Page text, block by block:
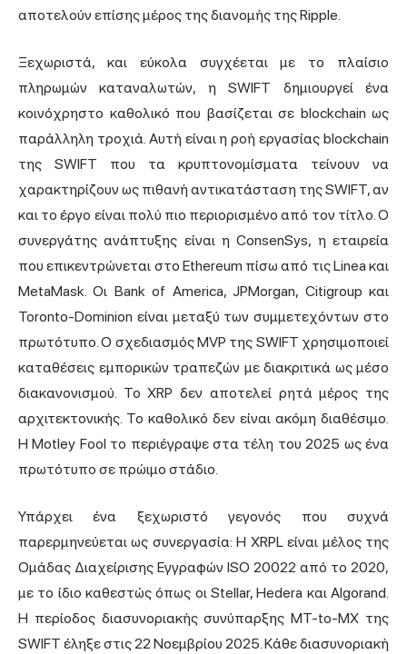
αποτελούν επίσης μέρος της διανομής της Ripple.
Ξεχωριστά, και εύκολα συγχέεται με το πλαίσιο
πληρωμών καταναλωτών, η SWIFT δημιουργεί ένα
κοινόχρηστο καθολικό που βασίζεται σε blockchain ως
παράλληλη τροχιά. Αυτή είναι η ροή εργασίας blockchain
της SWIFT που τα κρυπτονομίσματα τείνουν να
χαρακτηρίζουν ως πιθανή αντικατάσταση της SWIFT, αν
και το έργο είναι πολύ πιο περιορισμένο από τον τίτλο. Ο
συνεργάτης ανάπτυξης είναι η ConsenSys, η εταιρεία
που επικεντρώνεται στο Ethereum πίσω από τις Linea και
MetaMask. Οι Bank of America, JPMorgan, Citigroup και
Toronto-Dominion είναι μεταξύ των συμμετεχόντων στο
πρωτότυπο. Ο σχεδιασμός MVP της SWIFT χρησιμοποιεί
καταθέσεις εμπορικών τραπεζών με διακριτικά ως μέσο
διακανονισμού. Το XRP δεν αποτελεί ρητά μέρος της
αρχιτεκτονικής. Το καθολικό δεν είναι ακόμη διαθέσιμο.
Η Motley Fool το περιέγραψε στα τέλη του 2025 ως ένα
πρωτότυπο σε πρώιμο στάδιο.
Υπάρχει ένα ξεχωριστό γεγονός που συχνά
παρερμηνεύεται ως συνεργασία: Η XRPL είναι μέλος της
Ομάδας Διαχείρισης Εγγραφών ISO 20022 από το 2020,
με το ίδιο καθεστώς όπως οι Stellar, Hedera και Algorand.
Η περίοδος διασυνοριακής συνύπαρξης MT-to-MX της
SWIFT έληξε στις 22 Νοεμβρίου 2025. Κάθε διασυνοριακή